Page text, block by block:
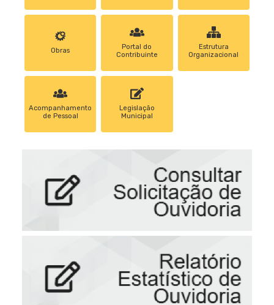
Obras
Portal do
Contribuinte
Estrutura
Organizacional
Acompanhamento
de Pessoal
Legislação
Municipal